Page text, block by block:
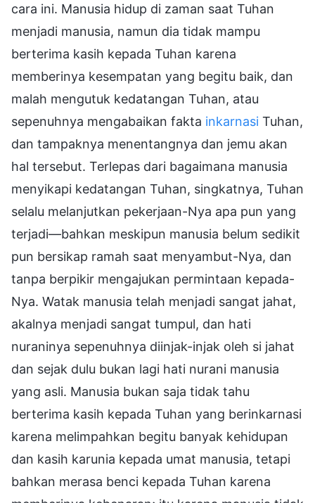
cara ini. Manusia hidup di zaman saat Tuhan
menjadi manusia, namun dia tidak mampu
berterima kasih kepada Tuhan karena
memberinya kesempatan yang begitu baik, dan
malah mengutuk kedatangan Tuhan, atau
sepenuhnya mengabaikan fakta inkarnasi Tuhan,
dan tampaknya menentangnya dan jemu akan
hal tersebut. Terlepas dari bagaimana manusia
menyikapi kedatangan Tuhan, singkatnya, Tuhan
selalu melanjutkan pekerjaan-Nya apa pun yang
terjadi—bahkan meskipun manusia belum sedikit
pun bersikap ramah saat menyambut-Nya, dan
tanpa berpikir mengajukan permintaan kepada-
Nya. Watak manusia telah menjadi sangat jahat,
akalnya menjadi sangat tumpul, dan hati
nuraninya sepenuhnya diinjak-injak oleh si jahat
dan sejak dulu bukan lagi hati nurani manusia
yang asli. Manusia bukan saja tidak tahu
berterima kasih kepada Tuhan yang berinkarnasi
karena melimpahkan begitu banyak kehidupan
dan kasih karunia kepada umat manusia, tetapi
bahkan merasa benci kepada Tuhan karena